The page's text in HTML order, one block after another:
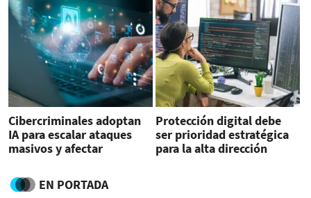
Cibercriminales adoptan
IA para escalar ataques
masivos y afectar
Protección digital debe
ser prioridad estratégica
para la alta dirección
EN PORTADA